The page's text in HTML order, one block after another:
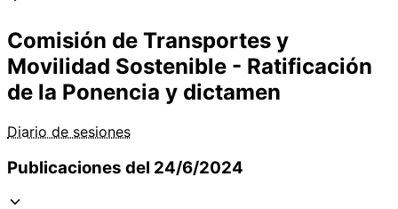
Comisión de Transportes y
Movilidad Sostenible - Ratificación
de la Ponencia y dictamen
Diario de sesiones
Publicaciones del 24/6/2024